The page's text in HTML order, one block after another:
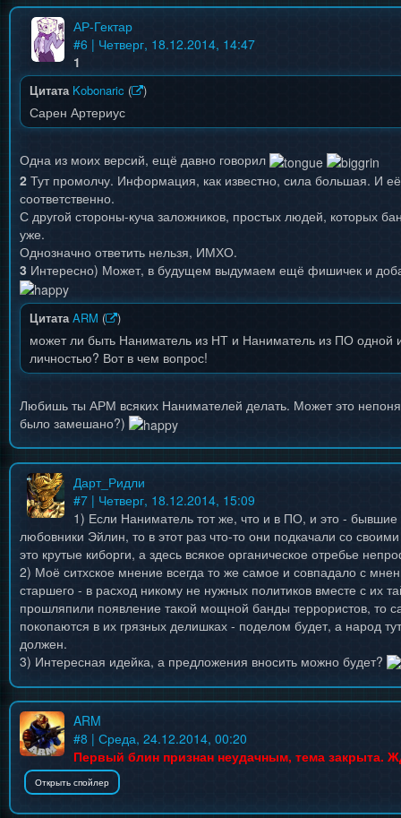
АР-Гектар
#6 | Четверг, 18.12.2014, 14:47
1
Цитата Kobonaric ( )
Сарен Артериус
Одна из моих версий, ещё давно говорил
2 Тут промолчу. Информация, как известно, сила большая. И
соответственно.
С другой стороны-куча заложников, простых людей, которых
уже.
Однозначно ответить нельзя, ИМХО.
3 Интересно) Может, в будущем выдумаем ещё фишичек и
Цитата ARM ( )
может ли быть Наниматель из НТ и Наниматель из ПО одной
личностью? Вот в чем вопрос!
Любишь ты АРМ всяких Нанимателей делать. Может это
было замешано?)
Дарт_Ридли
#7 | Четверг, 18.12.2014, 15:09
1) Если Наниматель тот же, что и в ПО, и это - бывшие
любовники Эйлин, то в этот раз что-то они подкачали со
это крутые киборги, а здесь всякое органическое отребье
2) Моё ситхское мнение всегда то же самое и совпадало с
старшего - в расход никому не нужных политиков вместе с их
прошляпили появление такой мощной банды террористов, то
покопаются в их грязных делишках - поделом будет, а народ
должен.
3) Интересная идейка, а предложения вносить можно будет?
ARM
#8 | Среда, 24.12.2014, 00:20
Первый блин признан неудачным, тема закрыта.